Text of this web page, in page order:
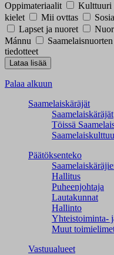
Oppimateriaalit
Kulttuuri
kielet
Mii ovttas
Lapset ja nuoret
Mánnu
tiedotteet
Palaa alkuun
Saamelaiskäräjät
Saamelaiskäräjät
Töissä
Päätöksenteko
Hallitus
Puheenjohtaja
Lautakunnat
Hallinto
Yhteistoiminta-
Muut
Vastuualueet